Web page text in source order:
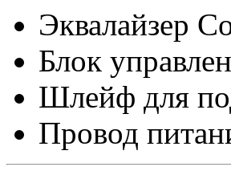
Эквалайзер
Блок
Шлейф для
Провод